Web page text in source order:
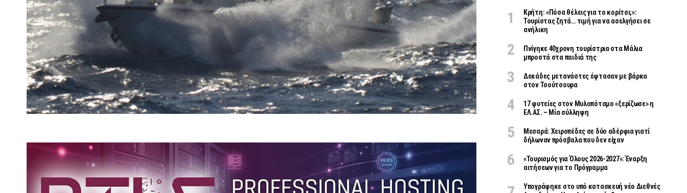
Κρήτη: «Πόσα θέλεις για το κορίτσι;»:
Τουρίστας ζητά… τιμή για να ασελγήσει σε
ανήλικη
Πνίγηκε 40χρονη τουρίστρια στα Μάλια
μπροστά στα παιδιά της
Δεκάδες μετανάστες έφτασαν με βάρκα
στον Τσούτσουρα
17 φυτείες στον Μυλοπόταμο «ξερίζωσε» η
ΕΛ.ΑΣ. – Μία σύλληψη
Μεσαρά: Χειροπέδες σε δύο αδέρφια γιατί
δήλωναν πρόσβαλα που δεν είχαν
«Τουρισμός για Όλους 2026-2027»: Έναρξη
αιτήσεων για το Πρόγραμμα
Υπογράφηκε στο υπό κατασκευή νέο Διεθνές